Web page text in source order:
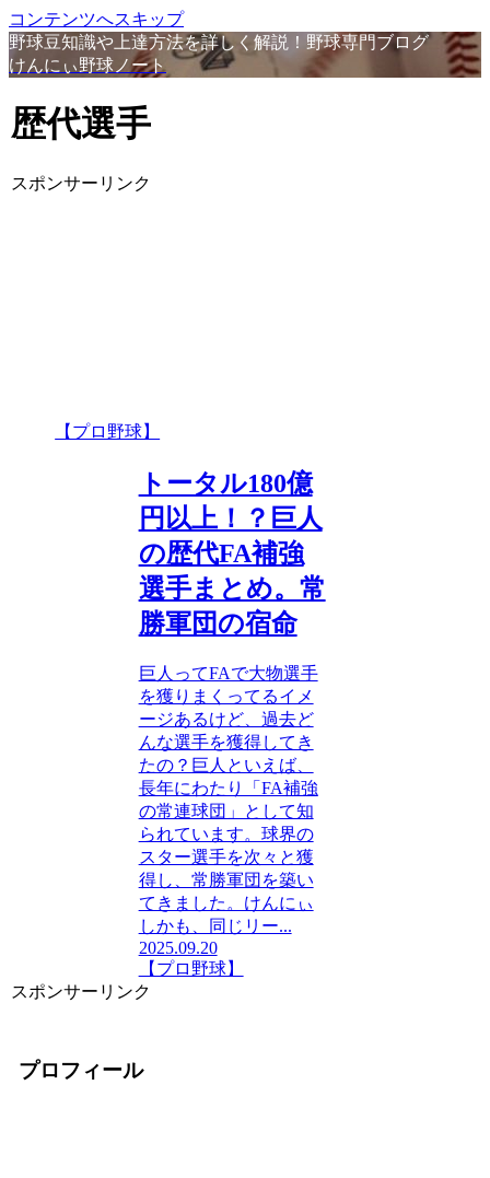
コンテンツへスキップ
野球豆知識や上達方法を詳しく解説！野球専門ブログ
けんにぃ野球ノート
歴代選手
スポンサーリンク
【プロ野球】
トータル180億
円以上！？巨人
の歴代FA補強
選手まとめ。常
勝軍団の宿命
巨人ってFAで大物選手
を獲りまくってるイメ
ージあるけど、過去ど
んな選手を獲得してき
たの？巨人といえば、
長年にわたり「FA補強
の常連球団」として知
られています。球界の
スター選手を次々と獲
得し、常勝軍団を築い
てきました。けんにぃ
しかも、同じリー...
2025.09.20
【プロ野球】
スポンサーリンク
プロフィール